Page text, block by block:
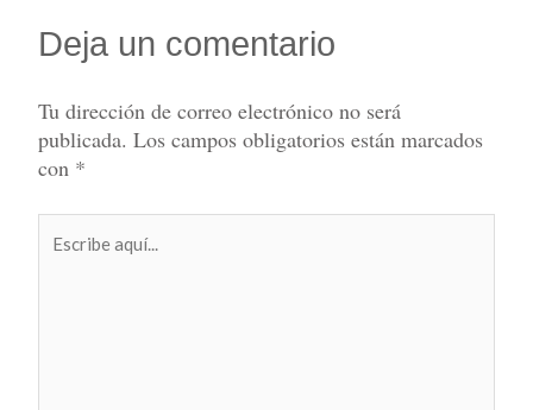
Deja un comentario
Tu dirección de correo electrónico no será
publicada. Los campos obligatorios están marcados
con *
aquí...